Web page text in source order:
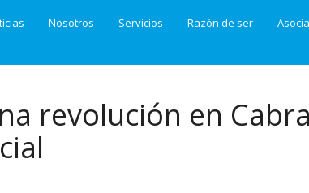
Nosotros Servicios Razón de ser
revolución en